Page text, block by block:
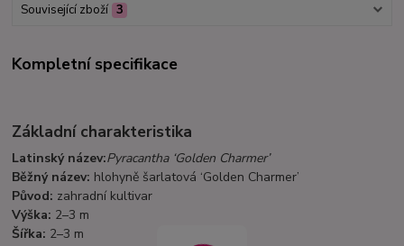
Související zboží 3
Kompletní specifikace
Základní charakteristika
Latinský název:Pyracantha ‘Golden Charmer’
Běžný název: hlohyně šarlatová ‘Golden Charmer’
Původ: zahradní kultivar
Výška: 2–3 m
Šířka: 2–3 m